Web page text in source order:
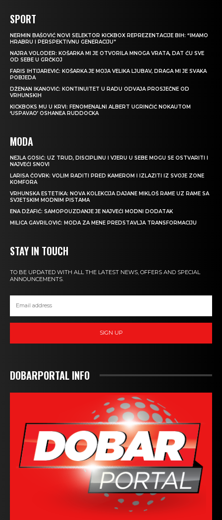
SPORT
NERMIN BAŠOVIĆ NOVI SELEKTOR KICKBOX REPREZENTACIJE BIH: “IMAMO
HRABRU I PERSPEKTIVNU GENERACIJU”
NAJRA VOLODER: KOŠARKA MI JE OTVORILA MNOGA VRATA, DAT ĆU SVE
OD SEBE U GRČKOJ
FARIS IHTIJAREVIĆ: KOŠARKA JE MOJA VELIKA LJUBAV, DRAGA MI JE SVAKA
POBJEDA
DŽENAN IKANOVIĆ: KONTINUITET U RADU ODVAJA PROSJEČNE OD
VRHUNSKIH
KICKBOKS MU U KRVI: FENOMENALNI ALBERT UGRINČIĆ NOKAUTOM
‘USPAVAO’ OSHANEA RUDDOCKA
MODA
NEJLA GOSIĆ: UZ TRUD, DISCIPLINU I VJERU U SEBE MOGU SE OSTVARITI I
NAJVEĆI SNOVI
LARISA ČOVRK: VOLIM RADITI PRED KAMEROM I IZLAZITI IZ SVOJE ZONE
KOMFORA
VRHUNSKA ESTETIKA: NOVA KOLEKCIJA DAJANE MIKLOŠ RAME UZ RAME SA
SVJETSKIM MODNIM PISTAMA
ENA DŽAFIĆ: SAMOPOUZDANJE JE NAJVEĆI MODNI DODATAK
MILICA GAVRILOVIĆ: MODA ZA MENE PREDSTAVLJA TRANSFORMACIJU
STAY IN TOUCH
TO BE UPDATED WITH ALL THE LATEST NEWS, OFFERS AND SPECIAL
ANNOUNCEMENTS.
SIGN UP
DOBARPORTAL INFO